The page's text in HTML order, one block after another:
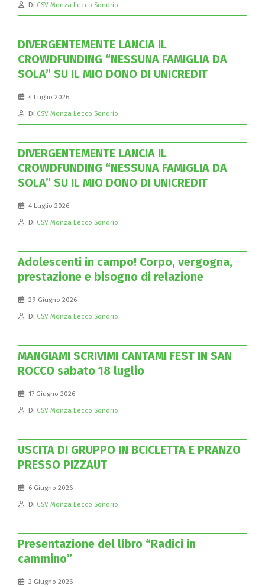
Di CSV Monza Lecco Sondrio
DIVERGENTEMENTE LANCIA IL
CROWDFUNDING “NESSUNA FAMIGLIA DA
SOLA” SU IL MIO DONO DI UNICREDIT
4 Luglio 2026
Di CSV Monza Lecco Sondrio
DIVERGENTEMENTE LANCIA IL
CROWDFUNDING “NESSUNA FAMIGLIA DA
SOLA” SU IL MIO DONO DI UNICREDIT
4 Luglio 2026
Di CSV Monza Lecco Sondrio
Adolescenti in campo! Corpo, vergogna,
prestazione e bisogno di relazione
29 Giugno 2026
Di CSV Monza Lecco Sondrio
MANGIAMI SCRIVIMI CANTAMI FEST IN SAN
ROCCO sabato 18 luglio
17 Giugno 2026
Di CSV Monza Lecco Sondrio
USCITA DI GRUPPO IN BCICLETTA E PRANZO
PRESSO PIZZAUT
6 Giugno 2026
Di CSV Monza Lecco Sondrio
Presentazione del libro “Radici in
cammino”
2 Giugno 2026